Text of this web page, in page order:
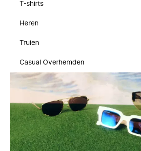
T-shirts
Heren
Truien
Casual Overhemden